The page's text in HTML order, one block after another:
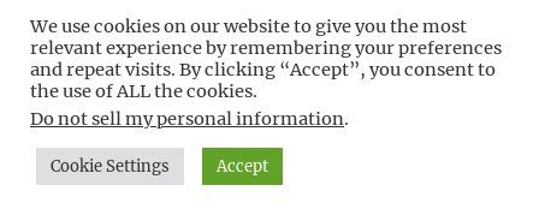
We use cookies on our website to give you the most
relevant experience by remembering your preferences
and repeat visits. By clicking “Accept”, you consent to
the use of ALL the cookies.
Do not sell my personal information.
Cookie Settings Accept